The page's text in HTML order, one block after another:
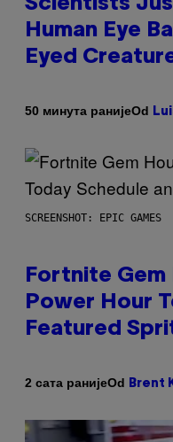
Scientists
Human Eye
Eyed
50 минута ранијеOd
SCREENSHOT: EPIC GAMES
Fortnite
Power Hour
Featured
2 сата ранијеOd Brent